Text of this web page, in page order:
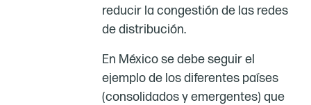
reducir la congestión de las redes
de distribución.
En México se debe seguir el
ejemplo de los diferentes países
(consolidados y emergentes) que